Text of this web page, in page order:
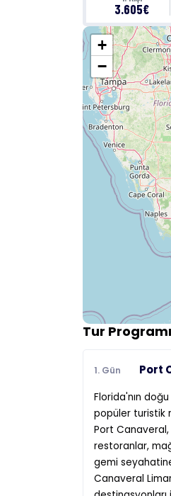
3.605€
+
−
Tur Programı
1. Gün Port
Florida'nın
popüler turistik
Port
restoranlar,
gemi
Canaveral